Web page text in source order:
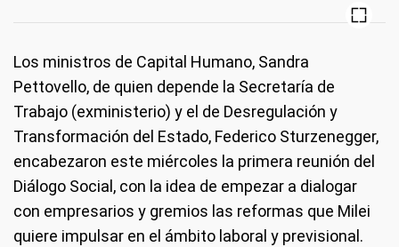
Los ministros de Capital Humano, Sandra
Pettovello, de quien depende la Secretaría de
Trabajo (exministerio) y el de Desregulación y
Transformación del Estado, Federico Sturzenegger,
encabezaron este miércoles la primera reunión del
Diálogo Social, con la idea de empezar a dialogar
con empresarios y gremios las reformas que Milei
quiere impulsar en el ámbito laboral y previsional.